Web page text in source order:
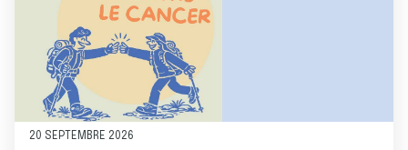
20 SEPTEMBRE 2026